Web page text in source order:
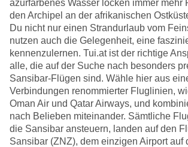
azurfarbenes Wasser locken immer mehr
den Archipel an der afrikanischen
Du nicht nur einen Strandurlaub vom
nutzen auch die Gelegenheit, eine
kennenzulernen. Tui.at ist der richtige
alle, die auf der Suche nach besonders
Sansibar-Flügen sind. Wähle hier aus
Verbindungen renommierter Fluglinien,
Oman Air und Qatar Airways, und
nach Belieben miteinander. Sämtliche
die Sansibar ansteuern, landen auf den
Sansibar (ZNZ), dem einzigen Airport auf